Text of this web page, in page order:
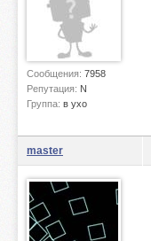
Сообщения: 7958
Репутация: N
Группа: в ухо
master